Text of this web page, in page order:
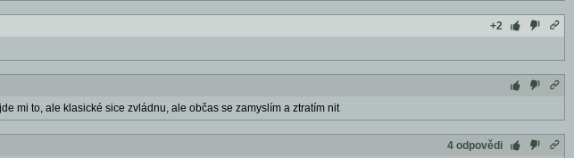
+2
mi to, ale klasické sice zvládnu, ale občas se zamyslím a ztratím nit
4 odpovědi